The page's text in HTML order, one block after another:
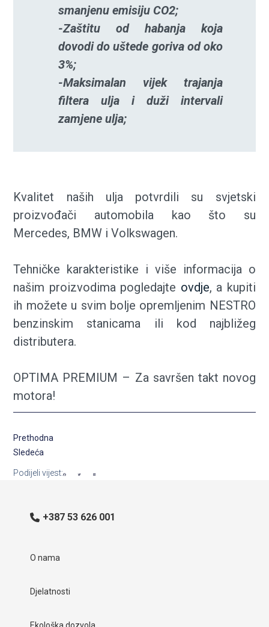
smanjenu emisiju CO2;
-Zaštitu od habanja koja
dovodi do uštede goriva od oko
3%;
-Maksimalan vijek trajanja
filtera ulja i duži intervali
zamjene ulja;
Kvalitet naših ulja potvrdili su svjetski
proizvođači automobila kao što su
Mercedes, BMW i Volkswagen.
Tehničke karakteristike i više informacija o
našim proizvodima pogledajte ovdje, a kupiti
ih možete u svim bolje opremljenim NESTRO
benzinskim stanicama ili kod najbližeg
distributera.
OPTIMA PREMIUM – Za savršen takt novog
motora!
Prethodna
Sledeća
Podijeli vijest:
+387 53 626 001
O nama
Djelatnosti